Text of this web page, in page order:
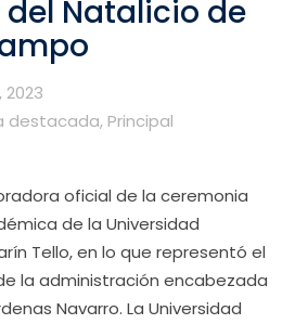
Natalicio de
2023
destacada, Principal
oficial de la ceremonia
de la Universidad
Tello, en lo que representó el
la administración encabezada
Navarro. La Universidad